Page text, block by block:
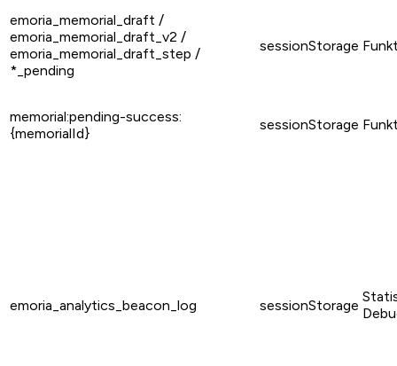
emoria_memorial_draft /
emoria_memorial_draft_v2 /
emoria_memorial_draft_step /
*_pending
sessionStorage
memorial:pending-success:
{memorialId}
sessionStorage
emoria_analytics_beacon_log sessionStorage